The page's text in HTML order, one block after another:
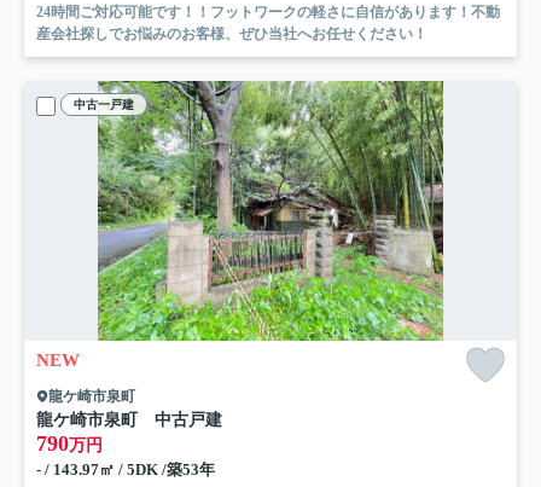
24時間ご対応可能です！！フットワークの軽さに自信があります！不動
産会社探しでお悩みのお客様、ぜひ当社へお任せください！
中古一戸建
NEW
龍ケ崎市泉町
龍ケ崎市泉町 中古戸建
790万円
- / 143.97㎡ / 5DK /築53年